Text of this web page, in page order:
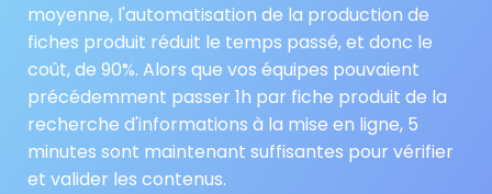
moyenne, l'automatisation de la production de
fiches produit réduit le temps passé, et donc le
coût, de 90%. Alors que vos équipes pouvaient
précédemment passer 1h par fiche produit de la
recherche d'informations à la mise en ligne, 5
minutes sont maintenant suffisantes pour vérifier
et valider les contenus.